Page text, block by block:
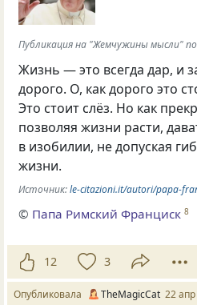
Публикация на "Жемчужины мысли" по
Жизнь — это всегда дар, и
дорого. О, как дорого это
Это стоит слёз. Но как
позволяя жизни расти,
в изобилии, не допуская
жизни.
Источник:le-citazioni.it/autori/papa-
© Папа Римский Франциск 8
12 3
Опубликовала TheMagicCat 22